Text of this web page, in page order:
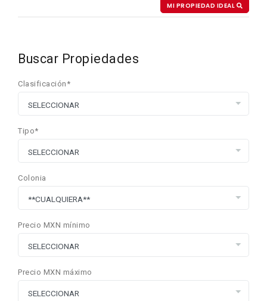
MI PROPIEDAD IDEAL
Buscar Propiedades
Clasificación*
Tipo*
Colonia
Precio MXN mínimo
Precio MXN máximo